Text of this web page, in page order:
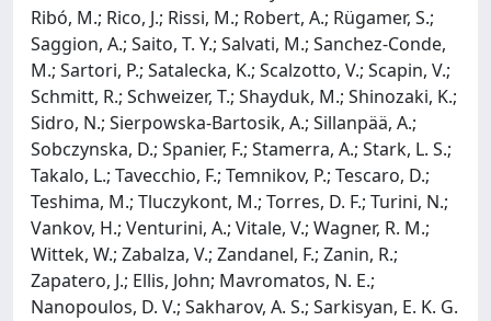
Ribó, M.; Rico, J.; Rissi, M.; Robert, A.; Rügamer, S.;
Saggion, A.; Saito, T. Y.; Salvati, M.; Sanchez-Conde,
M.; Sartori, P.; Satalecka, K.; Scalzotto, V.; Scapin, V.;
Schmitt, R.; Schweizer, T.; Shayduk, M.; Shinozaki, K.;
Sidro, N.; Sierpowska-Bartosik, A.; Sillanpää, A.;
Sobczynska, D.; Spanier, F.; Stamerra, A.; Stark, L. S.;
Takalo, L.; Tavecchio, F.; Temnikov, P.; Tescaro, D.;
Teshima, M.; Tluczykont, M.; Torres, D. F.; Turini, N.;
Vankov, H.; Venturini, A.; Vitale, V.; Wagner, R. M.;
Wittek, W.; Zabalza, V.; Zandanel, F.; Zanin, R.;
Zapatero, J.; Ellis, John; Mavromatos, N. E.;
Nanopoulos, D. V.; Sakharov, A. S.; Sarkisyan, E. K. G.